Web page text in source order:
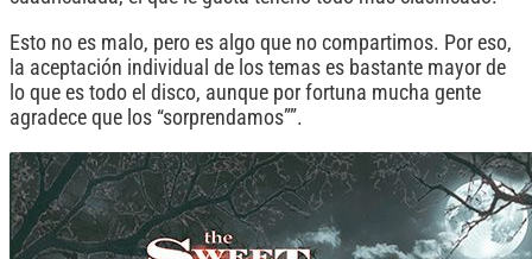
Esto no es malo, pero es algo que no compartimos. Por eso,
la aceptación individual de los temas es bastante mayor de
lo que es todo el disco, aunque por fortuna mucha gente
agradece que los “sorprendamos””.